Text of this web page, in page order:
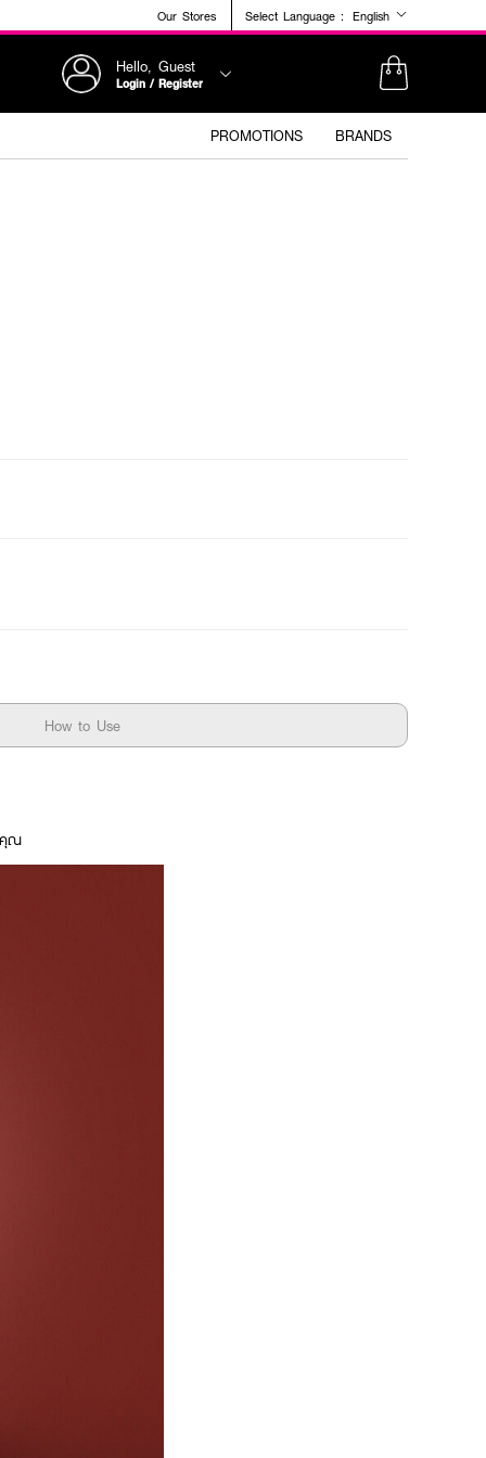
Our Stores Select Language : English
Hello, Guest
Login / Register
PROMOTIONS BRANDS
How to Use
คุณ